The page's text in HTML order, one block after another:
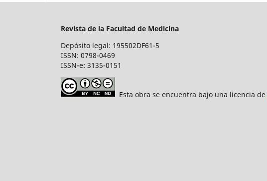
Revista de la Facultad de Medicina
Depósito legal: 195502DF61-5
ISSN: 0798-0469
ISSN-e: 3135-0151
Esta obra se encuentra bajo una licencia de